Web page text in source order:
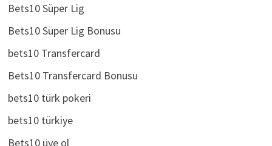
Bets10 Süper Lig
Bets10 Süper Lig Bonusu
bets10 Transfercard
Bets10 Transfercard Bonusu
bets10 türk pokeri
bets10 türkiye